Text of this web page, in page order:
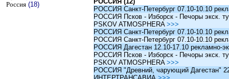
Россия (18)
РОССИЯ Санкт-Петербург 07.10-10.10
РОССИЯ Псков - Изборск - Печоры экск.
PSKOV ATMOSPHERA >>>
РОССИЯ Санкт-Петербург 07.10-10.10
РОССИЯ Санкт-Петербург 07.10-10.10
РОССИЯ Дагестан 12.10-17.10 рекламно-
РОССИЯ Псков - Изборск - Печоры экск.
PSKOV ATMOSPHERA >>>
РОССИЯ "Древний, чарующий Дагестан"